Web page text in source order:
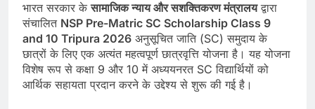
भारत सरकार केसामाजिक न्याय और सशक्तिकरण मंत्रालयद्वारा
संचालित NSP Pre-Matric SC Scholarship Class 9
and 10 Tripura 2026 अनुसूचित जाति (SC) समुदाय के
छात्रों के लिए एक अत्यंत महत्वपूर्ण छात्रवृत्ति योजना है। यह योजना
विशेष रूप से कक्षा 9 और 10 में अध्ययनरत SC विद्यार्थियों को
आर्थिक सहायता प्रदान करने के उद्देश्य से शुरू की गई है।